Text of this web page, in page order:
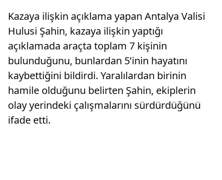
Kazaya ilişkin açıklama yapan Antalya Valisi
Hulusi Şahin, kazaya ilişkin yaptığı
açıklamada araçta toplam 7 kişinin
bulunduğunu, bunlardan 5’inin hayatını
kaybettiğini bildirdi. Yaralılardan birinin
hamile olduğunu belirten Şahin, ekiplerin
olay yerindeki çalışmalarını sürdürdüğünü
ifade etti.